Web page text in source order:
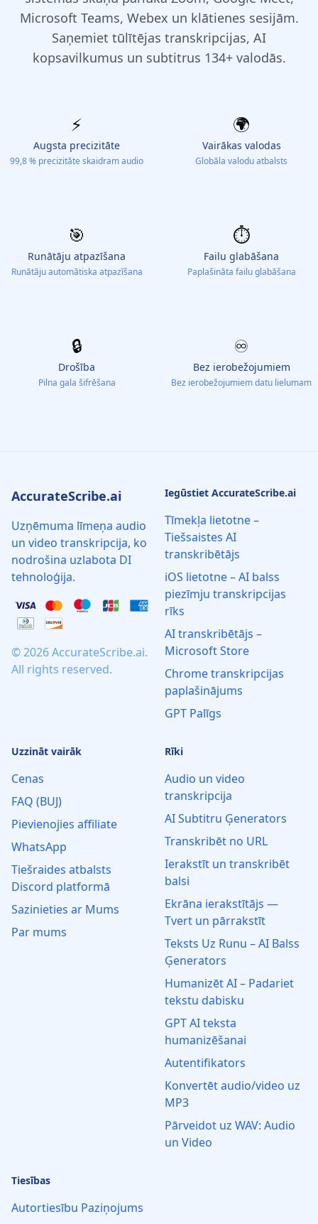
Microsoft Teams, Webex un klātienes sesijām.
Saņemiet tūlītējas transkripcijas, AI
kopsavilkumus un subtitrus 134+ valodās.
⚡️
Augsta precizitāte
99,8 % precizitāte skaidram audio
🌍
Vairākas valodas
Globāla valodu atbalsts
🎯
Runātāju atpazīšana
Runātāju automātiska atpazīšana
⏱️
Failu glabāšana
Paplašināta failu glabāšana
🔒
Drošība
Pilna gala šifrēšana
♾️
Bez ierobežojumiem
Bez ierobežojumiem datu lielumam
AccurateScribe.ai
Uzņēmuma līmeņa audio
un video transkripcija, ko
nodrošina uzlabota DI
tehnoloģija.
© 2026 AccurateScribe.ai.
All rights reserved.
Iegūstiet AccurateScribe.ai
Tīmekļa lietotne –
Tiešsaistes AI
transkribētājs
iOS lietotne – AI balss
piezīmju transkripcijas
rīks
AI transkribētājs –
Microsoft Store
Chrome transkripcijas
paplašinājums
GPT Palīgs
Uzzināt vairāk
Cenas
FAQ (BUJ)
Pievienojies affiliate
WhatsApp
Tiešraides atbalsts
Discord platformā
Sazinieties ar Mums
Par mums
Rīki
Audio un video
transkripcija
AI Subtitru Ģenerators
Transkribēt no URL
Ierakstīt un transkribēt
balsi
Ekrāna ierakstītājs —
Tvert un pārrakstīt
Teksts Uz Runu – AI Balss
Ģenerators
Humanizēt AI – Padariet
tekstu dabisku
GPT AI teksta
humanizēšanai
Autentifikators
Konvertēt audio/video uz
MP3
Pārveidot uz WAV: Audio
un Video
Tiesības
Autortiesību Paziņojums